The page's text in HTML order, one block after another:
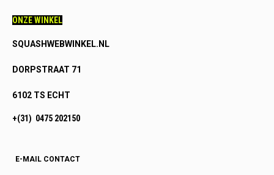
ONZE WINKEL
SQUASHWEBWINKEL.NL
DORPSTRAAT 71
6102 TS ECHT
+(31) 0475 202150
E-MAIL CONTACT